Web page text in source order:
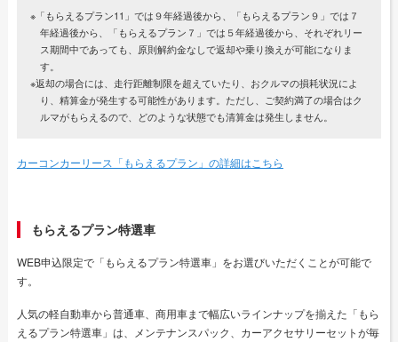
※「もらえるプラン11」では９年経過後から、「もらえるプラン９」では７
年経過後から、「もらえるプラン７」では５年経過後から、それぞれリー
ス期間中であっても、原則解約金なしで返却や乗り換えが可能になりま
す。
※返却の場合には、走行距離制限を超えていたり、おクルマの損耗状況によ
り、精算金が発生する可能性があります。ただし、ご契約満了の場合はク
ルマがもらえるので、どのような状態でも清算金は発生しません。
カーコンカーリース「もらえるプラン」の詳細はこちら
もらえるプラン特選車
WEB申込限定で「もらえるプラン特選車」をお選びいただくことが可能で
す。
人気の軽自動車から普通車、商用車まで幅広いラインナップを揃えた「もら
えるプラン特選車」は、メンテナンスパック、カーアクセサリーセットが毎